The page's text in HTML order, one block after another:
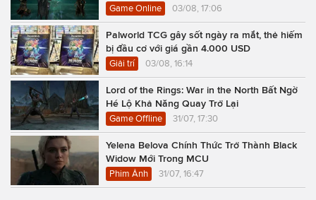
Game Online 03/08, 17:06
Palworld TCG gây sốt ngày ra mắt, thẻ hiếm
bị đầu cơ với giá gần 4.000 USD
Giải trí 03/08, 16:14
Lord of the Rings: War in the North Bất Ngờ
Hé Lộ Khả Năng Quay Trở Lại
Game Offline 31/07, 17:30
Yelena Belova Chính Thức Trở Thành Black
Widow Mới Trong MCU
Phim Ảnh 31/07, 16:47